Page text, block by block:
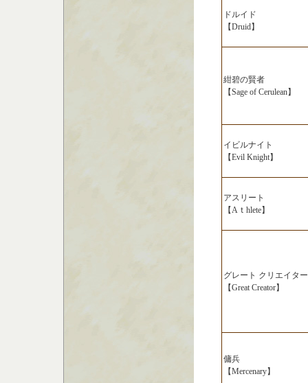
ドルイド
【Druid】
紺碧の賢者
【Sage of Cerulean】
イビルナイト
【Evil Knight】
アスリート
【Aｔhlete】
グレート クリエイター
【Great Creator】
傭兵
【Mercenary】